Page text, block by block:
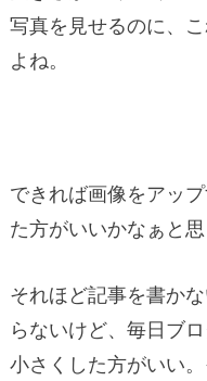
写真を見せるのに、
よね。
できれば画像をアッ
た方がいいかなぁと思
それほど記事を書か
らないけど、毎日ブ
小さくした方がいい